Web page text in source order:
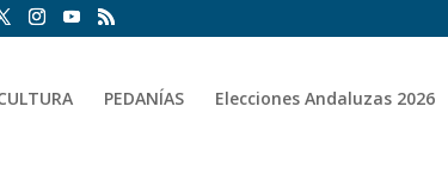
PEDANÍAS Elecciones Andaluzas 2026